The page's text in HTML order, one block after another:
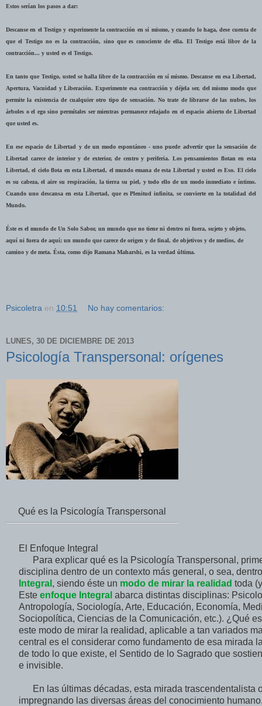
Estos serían los pasos a dar:
Descanse en el Testigo y experimente la contracción en sí mismo, y cuando lo haga, dese cuenta de
que el Testigo no es la contracción, sino que es consciente de ella. El Testigo está libre de la
contracción... y usted es el Testigo.
En tanto que Testigo, usted se halla libre de la contracción en sí mismo. Descanse en esa Libertad,
Apertura, Vacuidad y Liberación. Experimente esa contracción y déjela ser, del mismo modo que
permite la existencia de cualquier otro tipo de sensación. No trate de librarse de las nubes, los
árboles o el ego sino permítales ser mientras permanece relajado en el espacio abierto de Libertad
que usted es.
En ese espacio de Libertad y de un modo espontáneo - uno puede advertir que la sensación de
Libertad carece de interior y de exterior, de centro y periferia. Los pensamientos flotan en esta
Libertad, el cielo flota en esta Libertad, el mundo emana de esta Libertad y usted es Eso. El cielo
es su cabeza, el aire su respiración, la tierra su piel, y todo ello de un modo inmediato e íntimo.
Cuando uno descansa en esta Libertad, que es Plenitud infinita, se convierte en la totalidad del
Mundo.
Éste es el mundo de Un Solo Sabor, un mundo que no tiene ni dentro ni fuera, sujeto y objeto,
aquí ni fuera de aquí; un mundo que carece de origen y de final, de objetivos y de medios, de
camino y de meta. Ésta, como dijo Ramana Maharshi, es la verdad última.
Psicoletra en 10:51 No hay comentarios:
LUNES, 30 DE DICIEMBRE DE 2013
Psicología Transpersonal: orígenes
Qué es la Psicología Transpersonal
El Enfoque Integral
Para explicar qué es la Psicología Transpersonal,
disciplina dentro de un contexto más general, o sea,
Integral , siendo éste un modo de mirar la realidad toda
Este enfoque Integral abarca distintas disciplinas:
Antropología, Sociología, Arte, Educación, Economía,
Sociopolítica, Ciencias de la Comunicación, etc.). ¿Qué
este modo de mirar la realidad, aplicable a tan variados
central es el considerar como fundamento de esa mirada
de todo lo que existe, el Sentido de lo Sagrado que
e invisible.
En las últimas décadas, esta mirada trascendentalista
impregnando las diversas áreas del conocimiento